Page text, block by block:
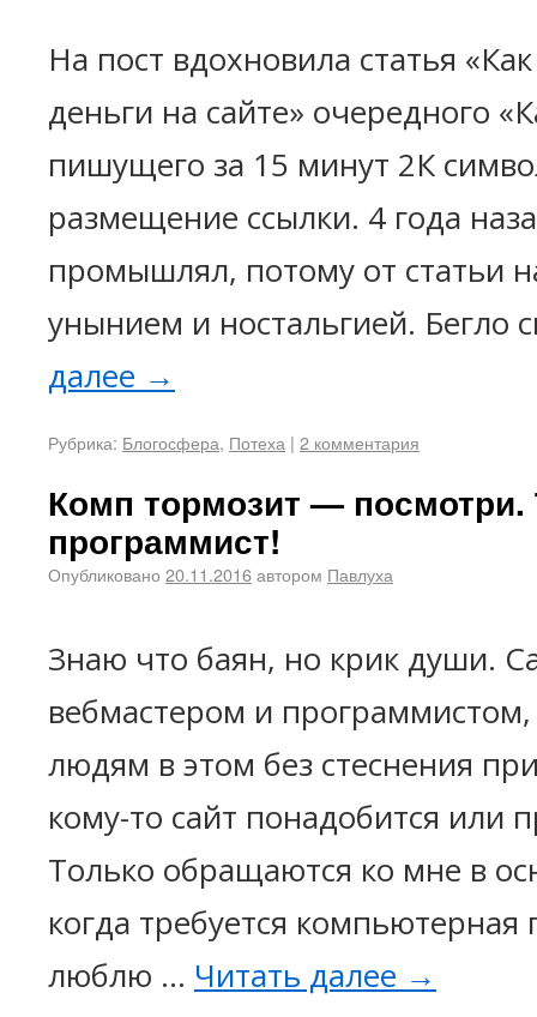
На пост вдохновила статья
деньги на сайте» очередного
пишущего за 15 минут 2К
размещение ссылки. 4 года
промышлял, потому от статьи
унынием и ностальгией. Бегло
далее →
Рубрика: Блогосфера, Потеха | 2 комментария
Комп тормозит —
программист!
Опубликовано 20.11.2016автором Павлуха
Знаю что баян, но крик души.
вебмастером и
людям в этом без стеснения
кому-то сайт понадобится или
Только обращаются ко мне в
когда требуется
люблю … Читать далее →